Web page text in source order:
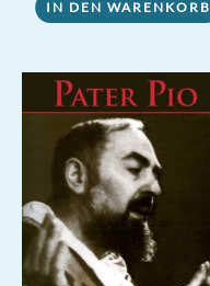
IN DEN WARENKORB